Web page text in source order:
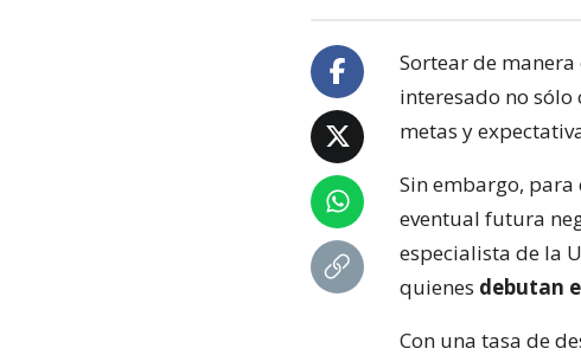
Sortear de
interesado no
metas y
Sin embargo, para
eventual futura
especialista de la
quienes debutan
Con una tasa de